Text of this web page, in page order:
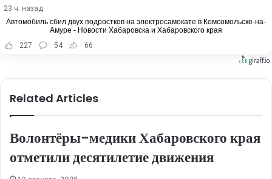
23 ч. назад
Автомобиль сбил двух подростков на электросамокате в Комсомольске-на-
Амуре - Новости Хабаровска и Хабаровского края
227
54 66
Related Articles
Волонтёры-медики Хабаровского края
отметили десятилетие движения